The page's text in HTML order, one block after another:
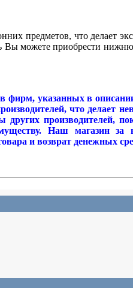
предметов, что делает
Вы можете приобрести
фирм, указанных в
что делает
производителей,
Наш магазин за
и возврат денежных